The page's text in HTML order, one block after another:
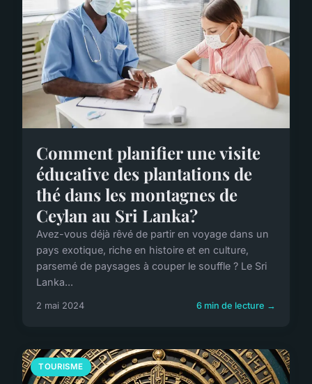
Comment planifier une visite
éducative des plantations de
thé dans les montagnes de
Ceylan au Sri Lanka?
Avez-vous déjà rêvé de partir en voyage dans un
pays exotique, riche en histoire et en culture,
parsemé de paysages à couper le souffle ? Le Sri
Lanka...
2 mai 2024 6 min de lecture →
TOURISME